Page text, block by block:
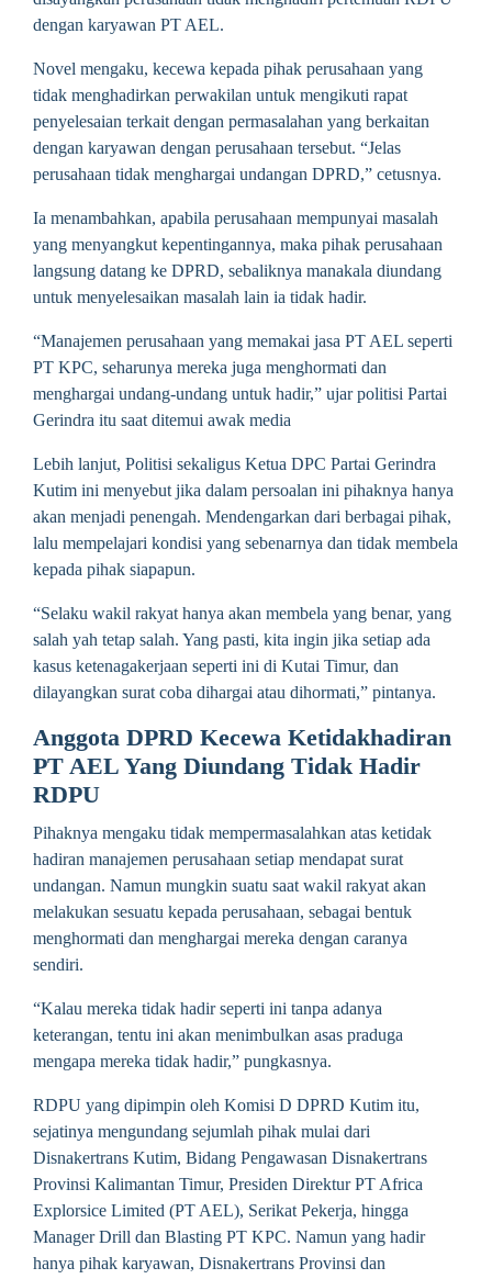
dengan karyawan PT AEL.
Novel mengaku, kecewa kepada pihak perusahaan yang
tidak menghadirkan perwakilan untuk mengikuti rapat
penyelesaian terkait dengan permasalahan yang berkaitan
dengan karyawan dengan perusahaan tersebut. “Jelas
perusahaan tidak menghargai undangan DPRD,” cetusnya.
Ia menambahkan, apabila perusahaan mempunyai masalah
yang menyangkut kepentingannya, maka pihak perusahaan
langsung datang ke DPRD, sebaliknya manakala diundang
untuk menyelesaikan masalah lain ia tidak hadir.
“Manajemen perusahaan yang memakai jasa PT AEL seperti
PT KPC, seharunya mereka juga menghormati dan
menghargai undang-undang untuk hadir,” ujar politisi Partai
Gerindra itu saat ditemui awak media
Lebih lanjut, Politisi sekaligus Ketua DPC Partai Gerindra
Kutim ini menyebut jika dalam persoalan ini pihaknya hanya
akan menjadi penengah. Mendengarkan dari berbagai pihak,
lalu mempelajari kondisi yang sebenarnya dan tidak membela
kepada pihak siapapun.
“Selaku wakil rakyat hanya akan membela yang benar, yang
salah yah tetap salah. Yang pasti, kita ingin jika setiap ada
kasus ketenagakerjaan seperti ini di Kutai Timur, dan
dilayangkan surat coba dihargai atau dihormati,” pintanya.
Anggota DPRD Kecewa Ketidakhadiran
PT AEL Yang Diundang Tidak Hadir
RDPU
Pihaknya mengaku tidak mempermasalahkan atas ketidak
hadiran manajemen perusahaan setiap mendapat surat
undangan. Namun mungkin suatu saat wakil rakyat akan
melakukan sesuatu kepada perusahaan, sebagai bentuk
menghormati dan menghargai mereka dengan caranya
sendiri.
“Kalau mereka tidak hadir seperti ini tanpa adanya
keterangan, tentu ini akan menimbulkan asas praduga
mengapa mereka tidak hadir,” pungkasnya.
RDPU yang dipimpin oleh Komisi D DPRD Kutim itu,
sejatinya mengundang sejumlah pihak mulai dari
Disnakertrans Kutim, Bidang Pengawasan Disnakertrans
Provinsi Kalimantan Timur, Presiden Direktur PT Africa
Explorsice Limited (PT AEL), Serikat Pekerja, hingga
Manager Drill dan Blasting PT KPC. Namun yang hadir
hanya pihak karyawan, Disnakertrans Provinsi dan